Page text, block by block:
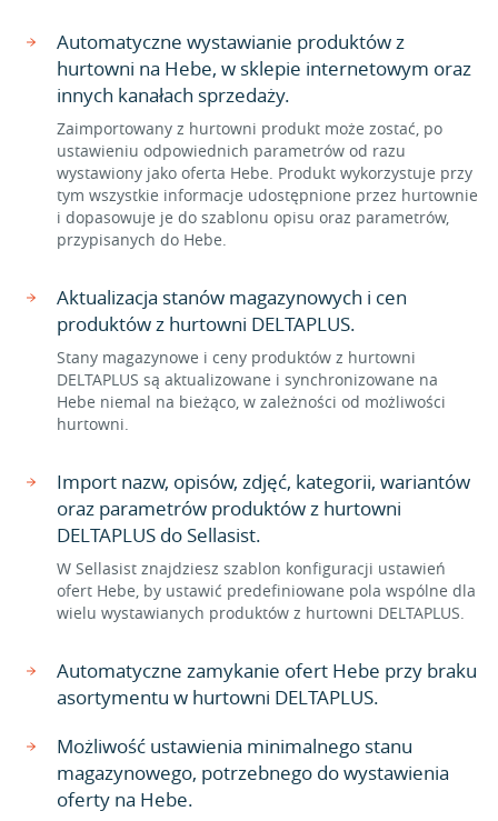
Automatyczne wystawianie produktów z
hurtowni na Hebe, w sklepie internetowym oraz
innych kanałach sprzedaży.
Zaimportowany z hurtowni produkt może zostać, po
ustawieniu odpowiednich parametrów od razu
wystawiony jako oferta Hebe. Produkt wykorzystuje przy
tym wszystkie informacje udostępnione przez hurtownie
i dopasowuje je do szablonu opisu oraz parametrów,
przypisanych do Hebe.
Aktualizacja stanów magazynowych i cen
produktów z hurtowni DELTAPLUS.
Stany magazynowe i ceny produktów z hurtowni
DELTAPLUS są aktualizowane i synchronizowane na
Hebe niemal na bieżąco, w zależności od możliwości
hurtowni.
Import nazw, opisów, zdjęć, kategorii, wariantów
oraz parametrów produktów z hurtowni
DELTAPLUS do Sellasist.
W Sellasist znajdziesz szablon konfiguracji ustawień
ofert Hebe, by ustawić predefiniowane pola wspólne dla
wielu wystawianych produktów z hurtowni DELTAPLUS.
Automatyczne zamykanie ofert Hebe przy braku
asortymentu w hurtowni DELTAPLUS.
Możliwość ustawienia minimalnego stanu
magazynowego, potrzebnego do wystawienia
oferty na Hebe.